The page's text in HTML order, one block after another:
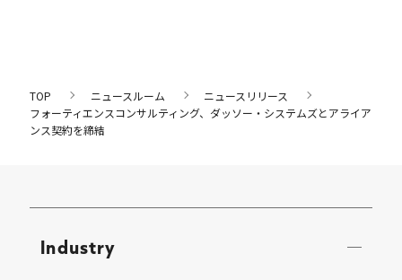
TOP ニュースルーム
ニュースリリース
フォーティエンスコンサルティング、ダッソー・システムズとアライア
ンス契約を締結
Industry